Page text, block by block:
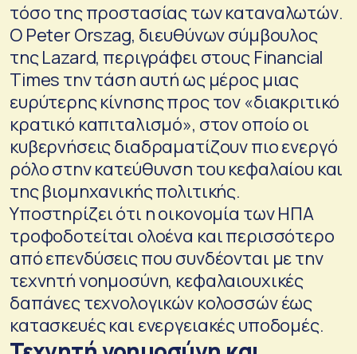
τόσο της προστασίας των καταναλωτών.
Ο Peter Orszag, διευθύνων σύμβουλος
της Lazard, περιγράφει στους Financial
Times την τάση αυτή ως μέρος μιας
ευρύτερης κίνησης προς τον «διακριτικό
κρατικό καπιταλισμό», στον οποίο οι
κυβερνήσεις διαδραματίζουν πιο ενεργό
ρόλο στην κατεύθυνση του κεφαλαίου και
της βιομηχανικής πολιτικής.
Υποστηρίζει ότι η οικονομία των ΗΠΑ
τροφοδοτείται ολοένα και περισσότερο
από επενδύσεις που συνδέονται με την
τεχνητή νοημοσύνη, κεφαλαιουχικές
δαπάνες τεχνολογικών κολοσσών έως
κατασκευές και ενεργειακές υποδομές.